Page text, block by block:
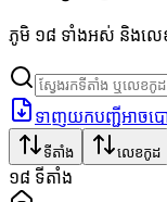
ភូមិ ១៨ ទាំងអស់ និងល
ទាញយកបញ្ជីអាចបោ
ទីតាំង លេខកូដ
១៨ ទីតាំង